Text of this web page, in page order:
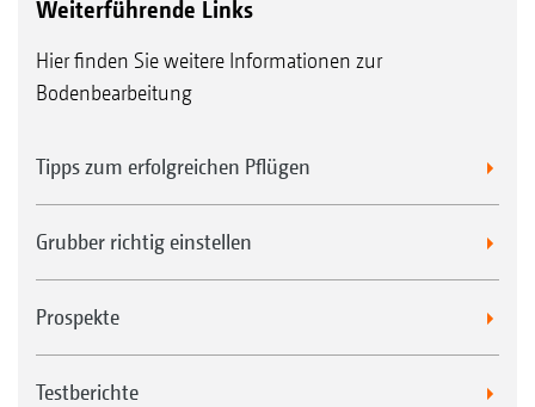
Weiterführende Links
Hier finden Sie weitere Informationen zur
Bodenbearbeitung
Tipps zum erfolgreichen Pflügen
Grubber richtig einstellen
Prospekte
Testberichte